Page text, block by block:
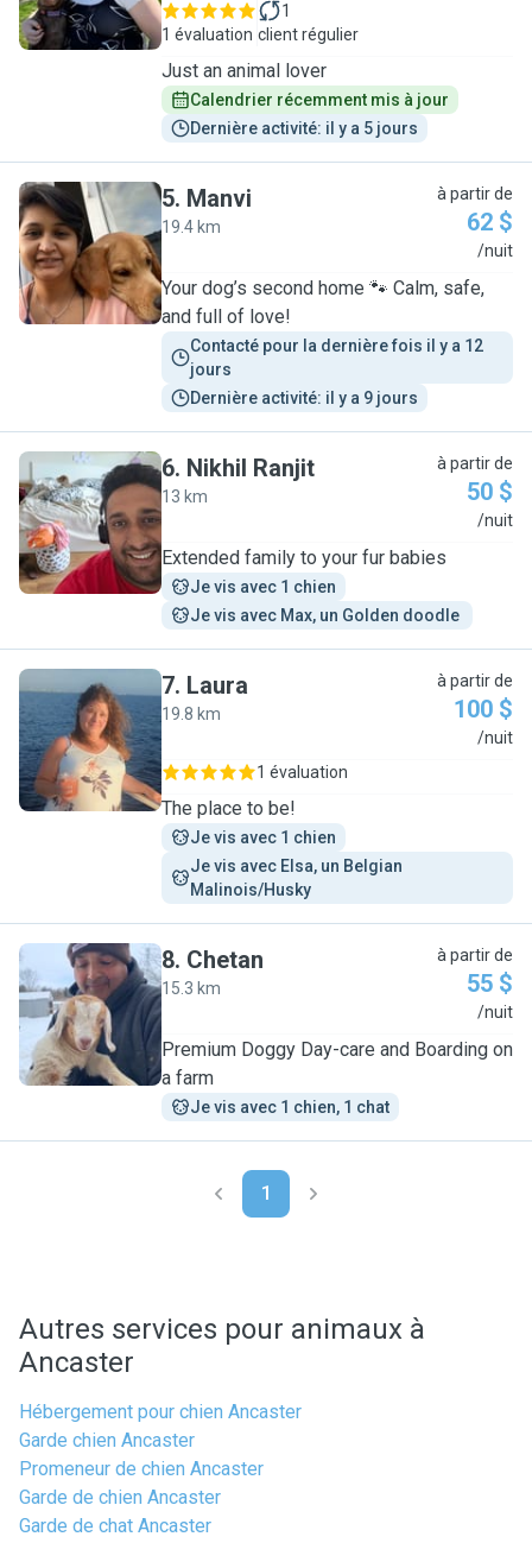
1 évaluation
1
client régulier
Just an animal lover
Calendrier récemment mis à jour
Dernière activité: il y a 5 jours
M
5. Manvi
19.4 km
à partir de
62 $
/nuit
Your dog’s second home 🐾 Calm, safe,
and full of love!
Contacté pour la dernière fois il y a 12
jours
Dernière activité: il y a 9 jours
N
6. Nikhil Ranjit
13 km
à partir de
50 $
/nuit
Extended family to your fur babies
Je vis avec 1 chien
Je vis avec Max, un Golden doodle
L
7. Laura
19.8 km
à partir de
100 $
/nuit
1 évaluation
The place to be!
Je vis avec 1 chien
Je vis avec Elsa, un Belgian
Malinois/Husky
C
8. Chetan
15.3 km
à partir de
55 $
/nuit
Premium Doggy Day-care and Boarding on
a farm
Je vis avec 1 chien, 1 chat
1
Autres services pour animaux à
Ancaster
Hébergement pour chien Ancaster
Garde chien Ancaster
Promeneur de chien Ancaster
Garde de chien Ancaster
Garde de chat Ancaster